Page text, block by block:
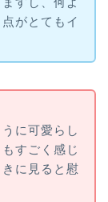
がとてもイ
に可愛らし
すごく感じ
に見ると慰